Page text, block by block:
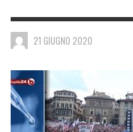
21 GIUGNO 2020